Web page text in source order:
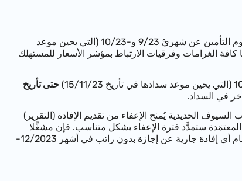
، يدفعون رسوم التأمين عن شهريْ 9/23 و-10/23 (التي يحين موعد
كافة الغرامات وفرقيات الارتباط بمؤشر الأسعار للمستهلك
حتى تأريخ
في السداد.
الحديدية يُمنح الإعفاء من تقديم الإفادة (التقرير)
في أشهر 12/2023-10. وفي حالة تمديد الفترة المعتمَدة ستمدَّد فترة الإعفاء بشكل متناسب. فإن مشغِّلا
12/2023-